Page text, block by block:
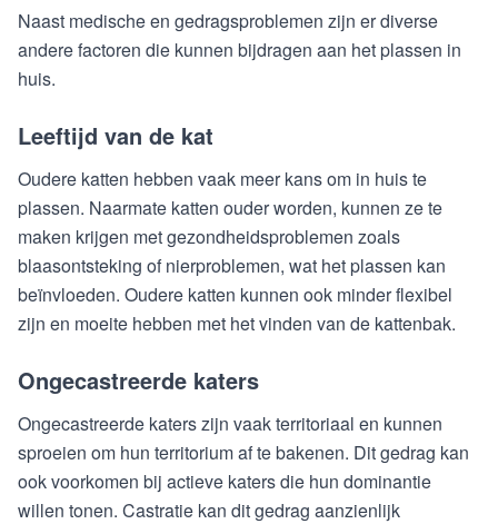
Naast medische en gedragsproblemen zijn er diverse
andere factoren die kunnen bijdragen aan het plassen in
huis.
Leeftijd van de kat
Oudere katten hebben vaak meer kans om in huis te
plassen. Naarmate katten ouder worden, kunnen ze te
maken krijgen met gezondheidsproblemen zoals
blaasontsteking of nierproblemen, wat het plassen kan
beïnvloeden. Oudere katten kunnen ook minder flexibel
zijn en moeite hebben met het vinden van de kattenbak.
Ongecastreerde katers
Ongecastreerde katers zijn vaak territoriaal en kunnen
sproeien om hun territorium af te bakenen. Dit gedrag kan
ook voorkomen bij actieve katers die hun dominantie
willen tonen. Castratie kan dit gedrag aanzienlijk